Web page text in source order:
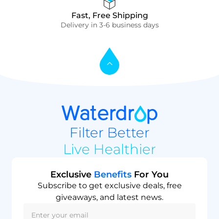
Fast, Free Shipping
Delivery in 3-6 business days
Filter Better
Live Healthier
Exclusive Benefits For You
Subscribe to get exclusive deals, free
giveaways, and latest news.